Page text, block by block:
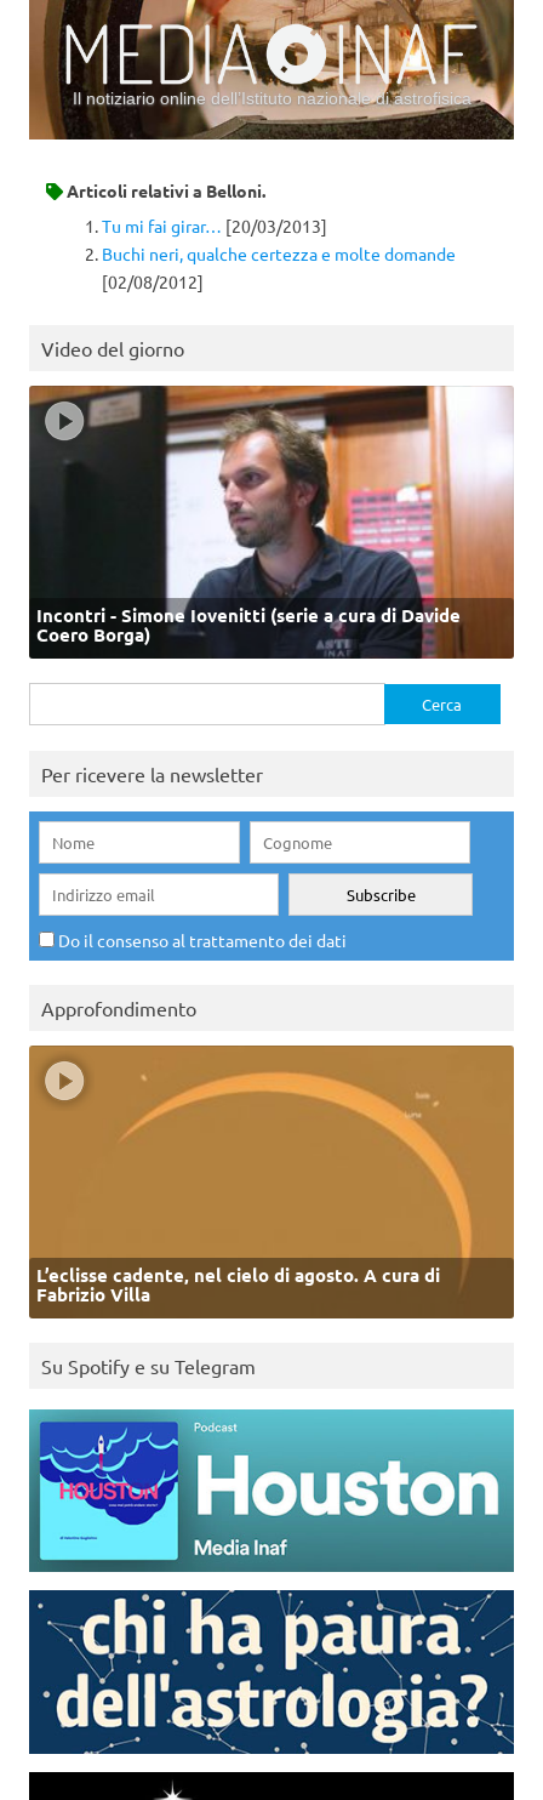
Il notiziario online dell’Istituto nazionale di astrofisica
Articoli relativi a Belloni.
Tu mi fai girar… [20/03/2013]
Buchi neri, qualche certezza e molte domande
[02/08/2012]
Video del giorno
Incontri - Simone Iovenitti (serie a cura di Davide
Coero Borga)
per:
Per ricevere la newsletter
Do il consenso al trattamento dei dati
Approfondimento
L’eclisse cadente, nel cielo di agosto. A cura di
Fabrizio Villa
Su Spotify e su Telegram